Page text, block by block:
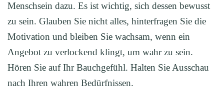
Menschsein dazu. Es ist wichtig, sich dessen bewusst
zu sein. Glauben Sie nicht alles, hinterfragen Sie die
Motivation und bleiben Sie wachsam, wenn ein
Angebot zu verlockend klingt, um wahr zu sein.
Hören Sie auf Ihr Bauchgefühl. Halten Sie Ausschau
nach Ihren wahren Bedürfnissen.